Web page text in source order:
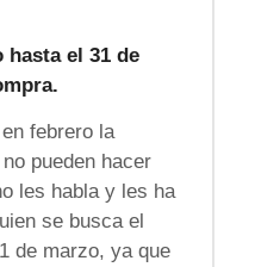
hasta el 31 de
febrero la
pueden hacer
les habla y les ha
se busca el
de marzo, ya que